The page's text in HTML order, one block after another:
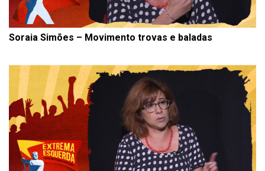
Soraia Simões – Movimento trovas e baladas